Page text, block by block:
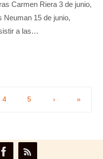
Carmen Riera 3 de junio,
15 de junio,
a las…
4 5 › »